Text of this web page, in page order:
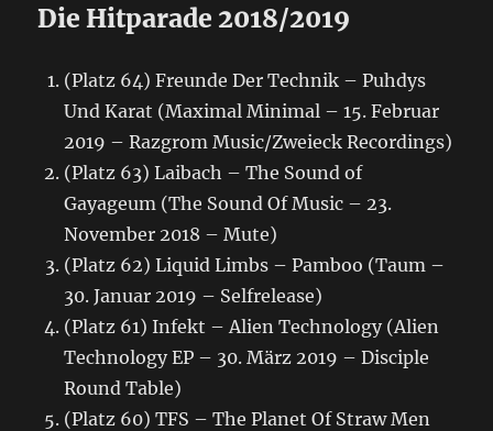
Die Hitparade 2018/2019
(Platz 64) Freunde Der Technik – Puhdys
Und Karat (Maximal Minimal – 15. Februar
2019 – Razgrom Music/Zweieck Recordings)
(Platz 63) Laibach – The Sound of
Gayageum (The Sound Of Music – 23.
November 2018 – Mute)
(Platz 62) Liquid Limbs – Pamboo (Taum –
30. Januar 2019 – Selfrelease)
(Platz 61) Infekt – Alien Technology (Alien
Technology EP – 30. März 2019 – Disciple
Round Table)
(Platz 60) TFS – The Planet Of Straw Men